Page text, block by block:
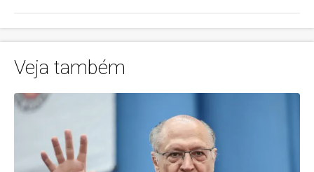
Veja também